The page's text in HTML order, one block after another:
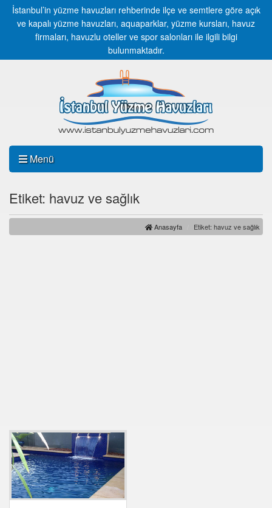
İstanbul’in yüzme havuzları rehberinde ilçe ve semtlere göre açık
ve kapalı yüzme havuzları, aquaparklar, yüzme kursları, havuz
firmaları, havuzlu oteller ve spor salonları ile ilgili bilgi
bulunmaktadır.
Menü
Etiket: havuz ve sağlık
Anasayfa Etiket: havuz ve sağlık